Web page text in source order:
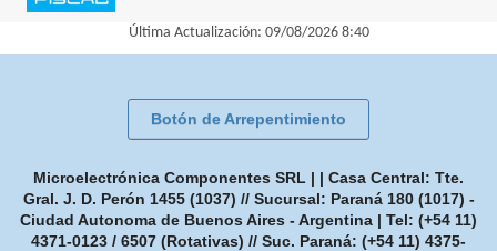
Última Actualización: 09/08/2026 8:40
Botón de Arrepentimiento
Microelectrónica Componentes SRL | | Casa Central: Tte.
Gral. J. D. Perón 1455 (1037) // Sucursal: Paraná 180 (1017) -
Ciudad Autonoma de Buenos Aires - Argentina | Tel: (+54 11)
4371-0123 / 6507 (Rotativas) // Suc. Paraná: (+54 11) 4375-